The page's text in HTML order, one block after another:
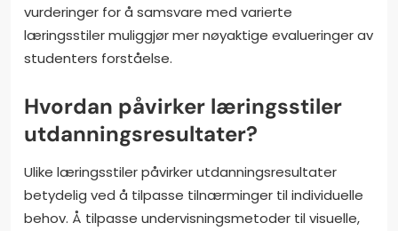
vurderinger for å samsvare med varierte
læringsstiler muliggjør mer nøyaktige evalueringer av
studenters forståelse.
Hvordan påvirker læringsstiler
utdanningsresultater?
Ulike læringsstiler påvirker utdanningsresultater
betydelig ved å tilpasse tilnærminger til individuelle
behov. Å tilpasse undervisningsmetoder til visuelle,